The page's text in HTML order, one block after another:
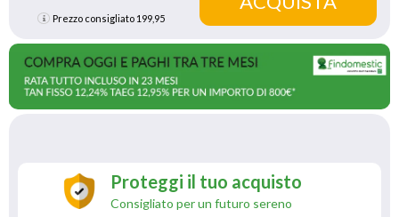
Prezzo consigliato 199,95
Proteggi il tuo acquisto
Consigliato per un futuro sereno